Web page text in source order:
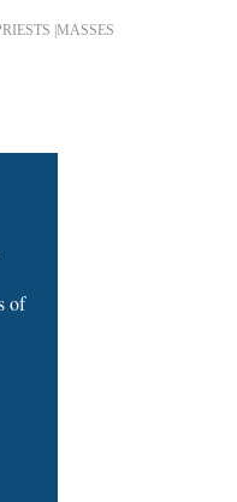
| MASSES
of